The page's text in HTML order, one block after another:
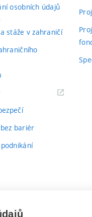
osobních údajů
stáže v zahraničí
(externí
bariér